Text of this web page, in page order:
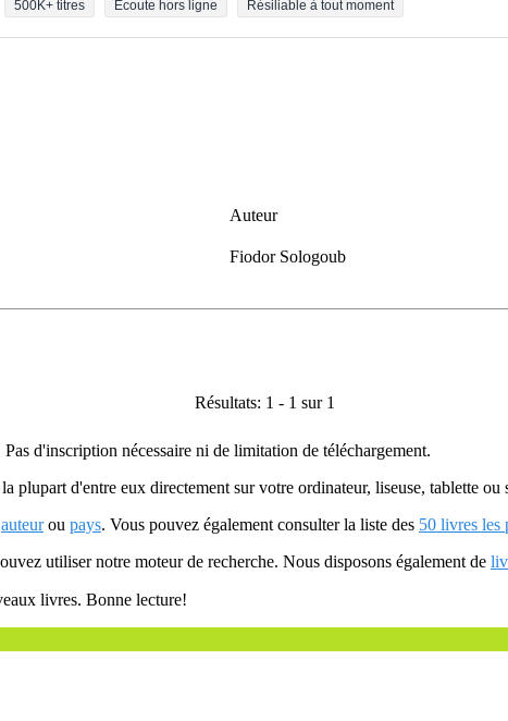
500K+ titres Écoute hors ligne Résiliable à tout moment
Auteur
Fiodor Sologoub
Résultats: 1 - 1 sur 1
d'inscription nécessaire ni de limitation de téléchargement.
plupart d'entre eux directement sur votre ordinateur, liseuse, tablette ou
auteurou pays. Vous pouvez également consulter la liste des 50 livres les
utiliser notre moteur de recherche. Nous disposons également de
livres. Bonne lecture!